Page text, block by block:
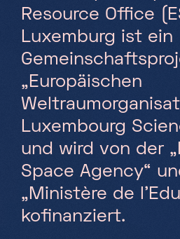
Samstag, Sonntag & Feiertage
10h-18h
Resource Office
Luxemburg ist ein
„Europäischen
Luxembourg
und wird von der
Space Agency“
„Ministère de
kofinanziert.